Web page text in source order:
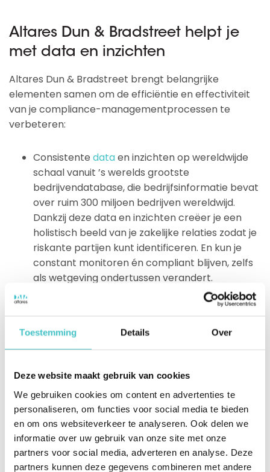
Toestemming Details Over
Deze website maakt gebruik van cookies
We gebruiken cookies om content en advertenties te
personaliseren, om functies voor social media te bieden
en om ons websiteverkeer te analyseren. Ook delen we
informatie over uw gebruik van onze site met onze
partners voor social media, adverteren en analyse. Deze
partners kunnen deze gegevens combineren met andere
Altares Dun & Bradstreet helpt je
met data en inzichten
Altares Dun & Bradstreet brengt belangrijke
elementen samen om de efficiëntie en effectiviteit
van je compliance-managementprocessen te
verbeteren:
Consistente dataen inzichten op wereldwijde
schaal vanuit ’s werelds grootste
bedrijvendatabase, die bedrijfsinformatie bevat
over ruim 300 miljoen bedrijven wereldwijd.
Dankzij deze data en inzichten creëer je een
holistisch beeld van je zakelijke relaties zodat je
riskante partijen kunt identificeren. En kun je
constant monitoren én compliant blijven, zelfs
als wetgeving ondertussen verandert.
Data, inzichten en technologie waarmee jij de
risico’s bij klanten, leveranciers en andere
ondernemen als een leverancier een smet op
zijn blazoen heeft.
gebied van data en gebruiksklare kwalitatieve
zakelijke inzichten voor grote én kleine
organisaties.
Maatwerk en managed services die specifiek
op jouwcompliance-behoeften zijn
toegesneden.